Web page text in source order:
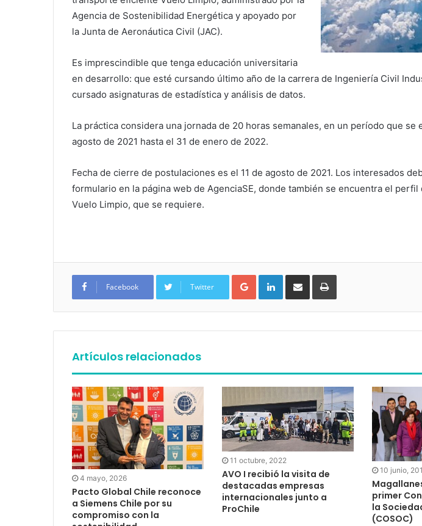
Agencia de Sostenibilidad Energética y apoyado por
la Junta de Aeronáutica Civil (JAC).
Es imprescindible que tenga educación universitaria
en desarrollo: que esté cursando último año de la carrera de Ingeniería Civil
cursado asignaturas de estadística y análisis de datos.
La práctica considera una jornada de 20 horas semanales, en un período que se
agosto de 2021 hasta el 31 de enero de 2022.
Fecha de cierre de postulaciones es el 11 de agosto de 2021. Los interesados
formulario en la página web de AgenciaSE, donde también se encuentra el
Vuelo Limpio, que se requiere.
Facebook Twitter
Google+ LinkedIn
Artículos relacionados
4 mayo, 2026
Pacto Global Chile reconoce
a Siemens Chile por su
compromiso con la
11 octubre, 2022
AVO I recibió la visita de
destacadas empresas
internacionales junto a
ProChile
10 junio,
primer
la
(COSOC)